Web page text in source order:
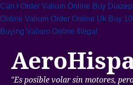
Can I Order Valium Online Buy
Online Valium Order Online Uk Buy
Buying Valium Online Illegal
"Es posible volar sin motores,